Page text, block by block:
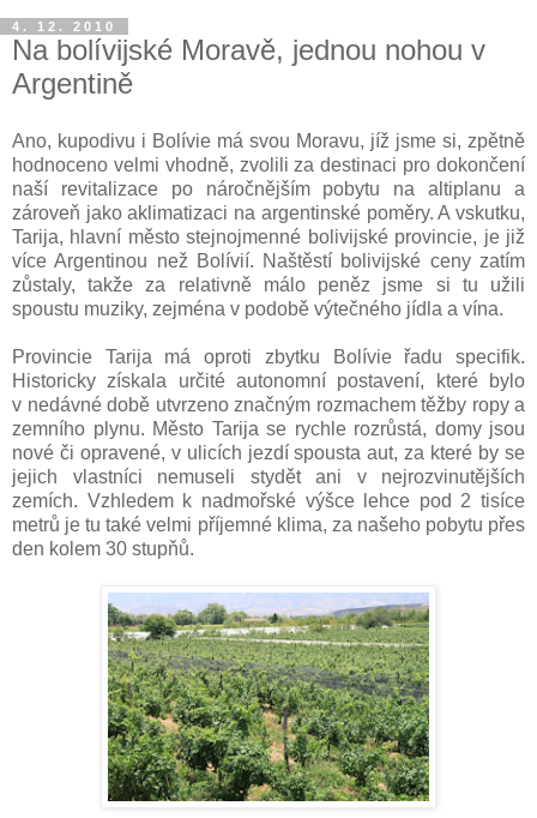
4. 12. 2010
Na bolívijské Moravě, jednou nohou v
Argentině
Ano, kupodivu i Bolívie má svou Moravu, jíž jsme si, zpětně
hodnoceno velmi vhodně, zvolili za destinaci pro dokončení
naší revitalizace po náročnějším pobytu na altiplanu a
zároveň jako aklimatizaci na argentinské poměry. A vskutku,
Tarija, hlavní město stejnojmenné bolivijské provincie, je již
více Argentinou než Bolívií. Naštěstí bolivijské ceny zatím
zůstaly, takže za relativně málo peněz jsme si tu užili
spoustu muziky, zejména v podobě výtečného jídla a vína.
Provincie Tarija má oproti zbytku Bolívie řadu specifik.
Historicky získala určité autonomní postavení, které bylo
v nedávné době utvrzeno značným rozmachem těžby ropy a
zemního plynu. Město Tarija se rychle rozrůstá, domy jsou
nové či opravené, v ulicích jezdí spousta aut, za které by se
jejich vlastníci nemuseli stydět ani v nejrozvinutějších
zemích. Vzhledem k nadmořské výšce lehce pod 2 tisíce
metrů je tu také velmi příjemné klima, za našeho pobytu přes
den kolem 30 stupňů.